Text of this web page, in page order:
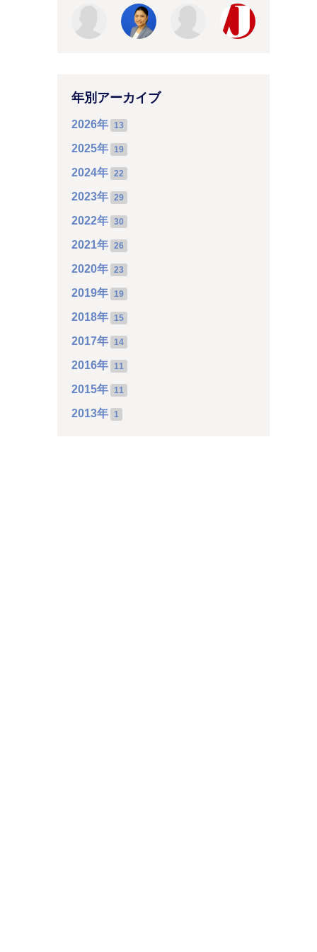
年別アーカイブ
2026年 13
2025年 19
2024年 22
2023年 29
2022年 30
2021年 26
2020年 23
2019年 19
2018年 15
2017年 14
2016年 11
2015年 11
2013年 1